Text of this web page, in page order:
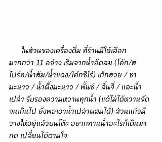
มากกว่า 11 อย่าง เริ่มจากน้ำอัดลม (โค้ก/ส
ไปร์ท/น้ำส้ม/น้ำแดง/โค้กซีโร่) เก็กฮวย / ชา
มะนาว / น้ำผึ้งมะนาว / พั้นซ์ / ลิ้นจี่ / และน้ำ
เปล่า รับรองความหวานทุกน้ำ (แต่ไม่ได้หวานจัด
จนเกินไป ยังพอเอาน้ำเปล่าผสมได้) ส่วนแก้วมี
วางให้อยู่แล้วบนโต๊ะ อยากทานน้ำอะไรก็เดินมา
กด เปลี่ยนได้ตามใจ